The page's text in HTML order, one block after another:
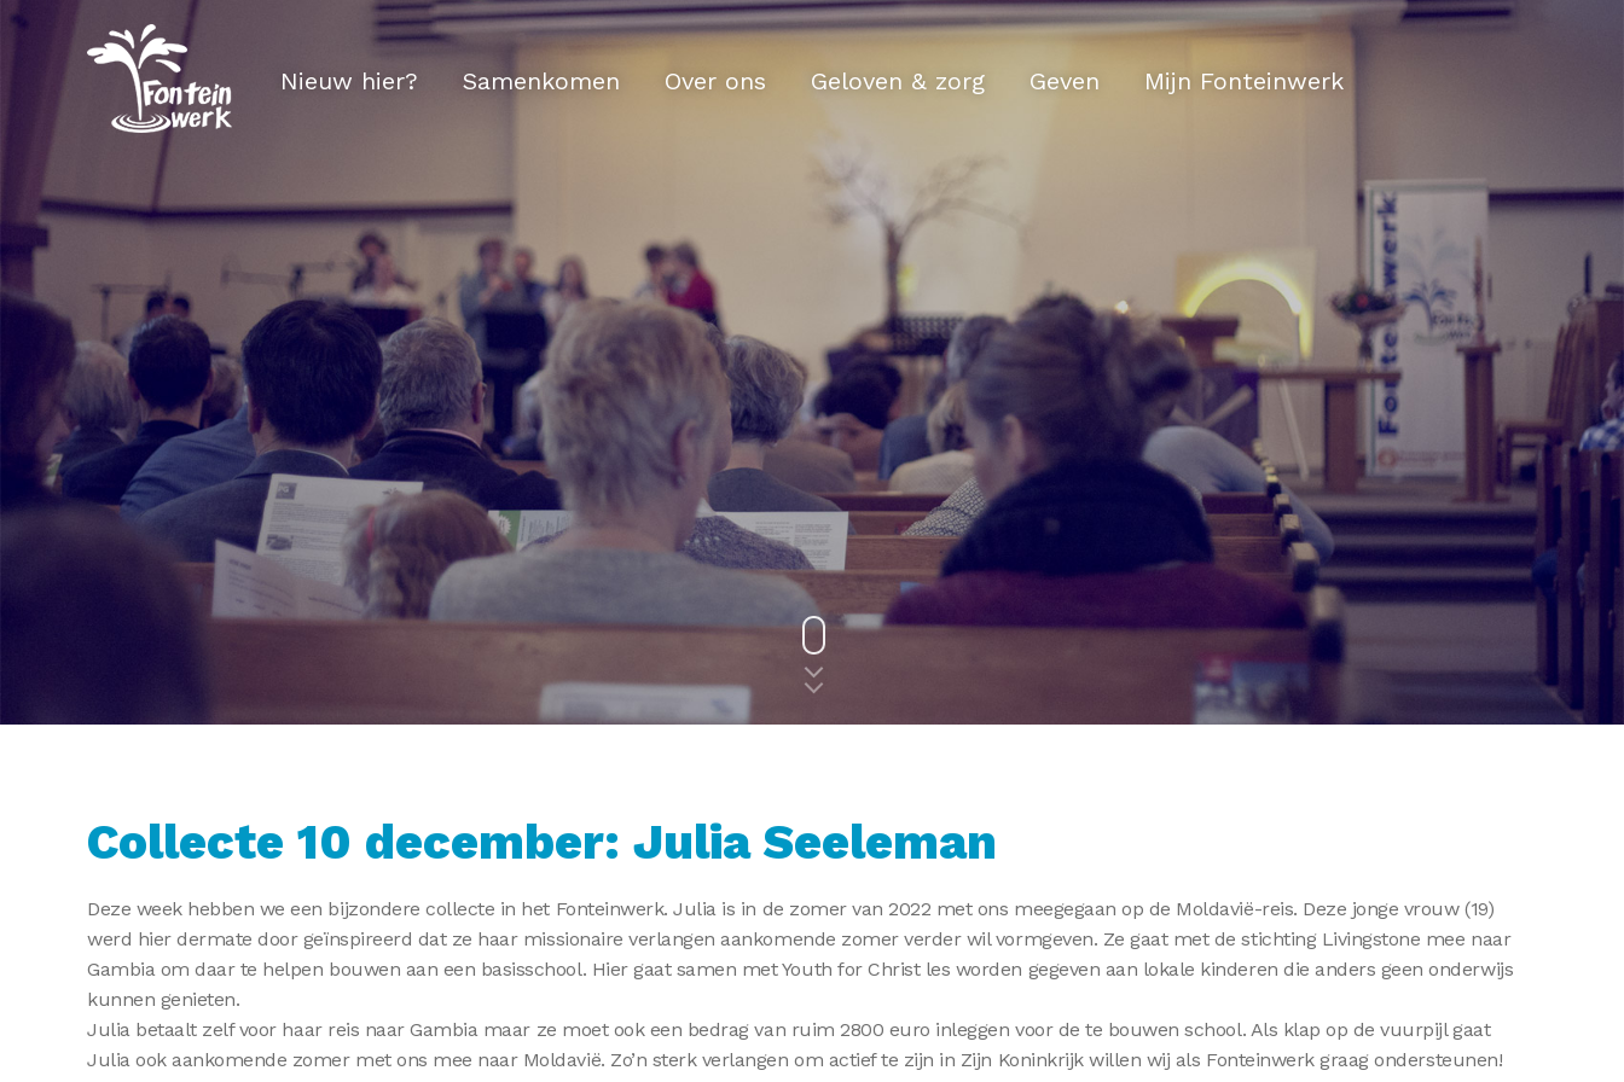
Nieuw hier? Samenkomen Over ons Geloven & zorg Geven Mijn Fonteinwerk
Collecte 10 december: Julia Seeleman
Deze week hebben we een bijzondere collecte in het Fonteinwerk. Julia is in de zomer van 2022 met ons meegegaan op de Moldavië-reis. Deze jonge vrouw (19)
werd hier dermate door geïnspireerd dat ze haar missionaire verlangen aankomende zomer verder wil vormgeven. Ze gaat met de stichting Livingstone mee naar
Gambia om daar te helpen bouwen aan een basisschool. Hier gaat samen met Youth for Christ les worden gegeven aan lokale kinderen die anders geen onderwijs
kunnen genieten.
Julia betaalt zelf voor haar reis naar Gambia maar ze moet ook een bedrag van ruim 2800 euro inleggen voor de te bouwen school. Als klap op de vuurpijl gaat
Julia ook aankomende zomer met ons mee naar Moldavië. Zo’n sterk verlangen om actief te zijn in Zijn Koninkrijk willen wij als Fonteinwerk graag ondersteunen!